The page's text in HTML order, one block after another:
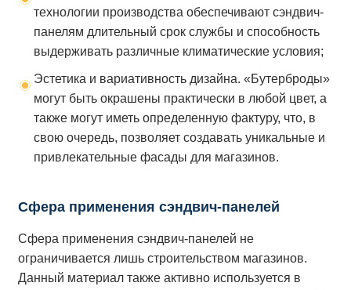
технологии производства обеспечивают сэндвич-
панелям длительный срок службы и способность
выдерживать различные климатические условия;
Эстетика и вариативность дизайна. «Бутерброды»
могут быть окрашены практически в любой цвет, а
также могут иметь определенную фактуру, что, в
свою очередь, позволяет создавать уникальные и
привлекательные фасады для магазинов.
Сфера применения сэндвич-панелей
Сфера применения сэндвич-панелей не
ограничивается лишь строительством магазинов.
Данный материал также активно используется в